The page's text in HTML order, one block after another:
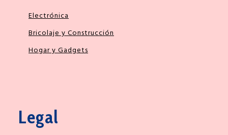
Electrónica
Bricolaje y Construcción
Hogar y Gadgets
Legal